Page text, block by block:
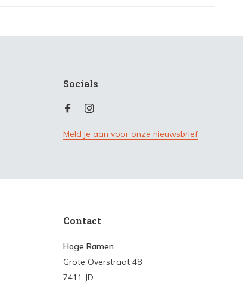
Socials
Meld je aan voor onze nieuwsbrief
Contact
Hoge Ramen
Grote Overstraat 48
7411 JD